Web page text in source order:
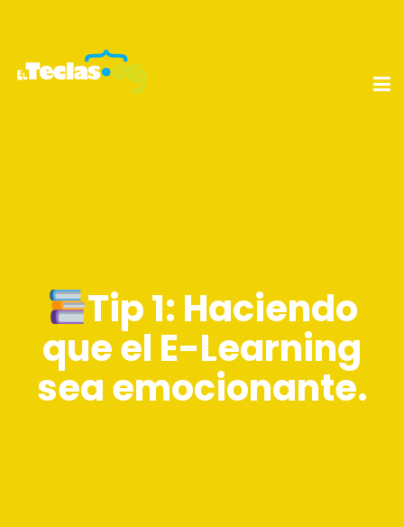
Tip 1: Haciendo
que el E-Learning
sea emocionante.